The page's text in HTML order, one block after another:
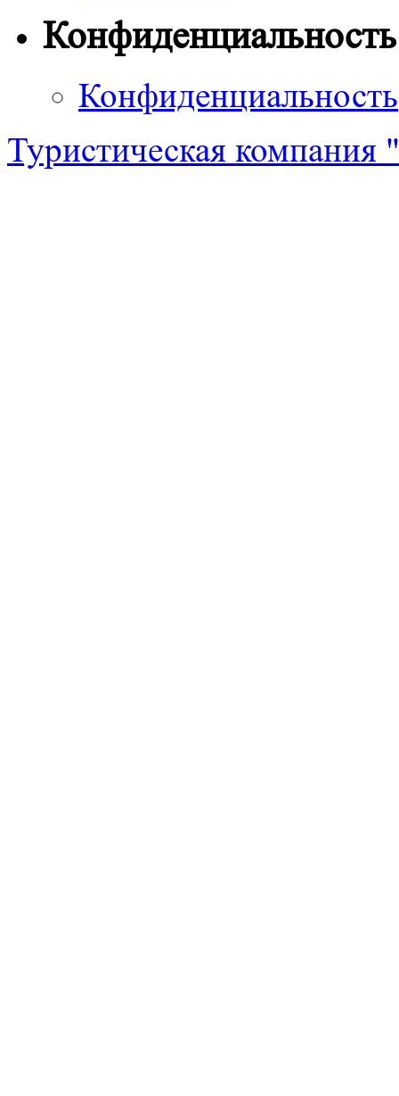
Конфиденциальность
Конфиденциальность
Туристическая